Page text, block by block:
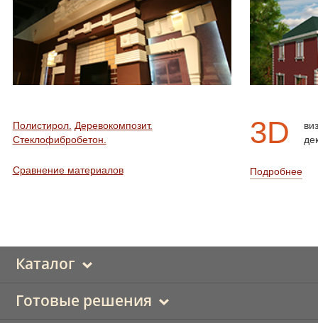
3D
Подробнее
Полистирол. Деревокомпозит.
Стеклофибробетон.
Сравнение материалов
Каталог
Готовые решения